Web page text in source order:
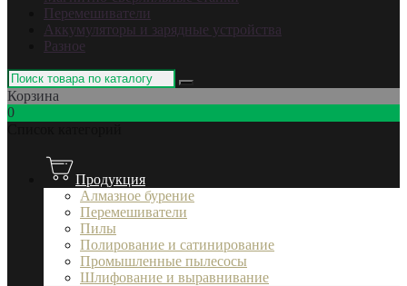
Перемешиватели
Аккумуляторы и зарядные устройства
Разное
Корзина
0
Продукция
Алмазное бурение
Перемешиватели
Пилы
Полирование и сатинирование
Промышленные пылесосы
Шлифование и выравнивание